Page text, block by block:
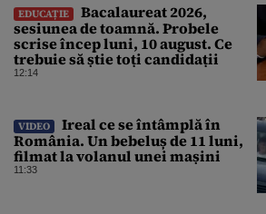
EDUCAȚIE
Bacalaureat 2026,
sesiunea de toamnă. Probele
scrise încep luni, 10 august. Ce
trebuie să știe toți candidații
12:14
VIDEO
Ireal ce se întâmplă în
România. Un bebeluș de 11 luni,
filmat la volanul unei mașini
11:33